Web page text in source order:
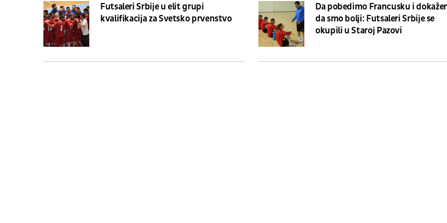
Futsaleri Srbije u elit grupi
kvalifikacija za Svetsko prvenstvo
Da pobedimo Francusku i
da smo bolji: Futsaleri Srbije se
okupili u Staroj Pazovi